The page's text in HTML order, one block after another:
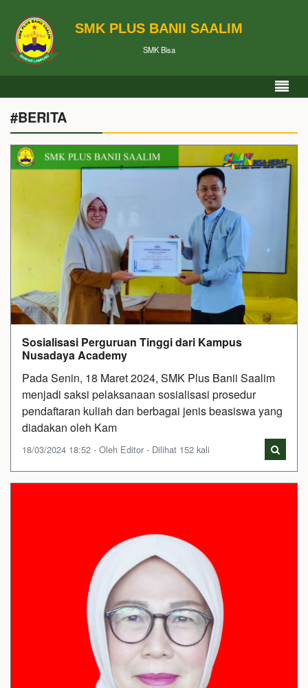
SMK PLUS BANII SAALIM
SMK Bisa
#BERITA
Sosialisasi Perguruan Tinggi dari Kampus
Nusadaya Academy
Pada Senin, 18 Maret 2024, SMK Plus Banii Saalim
menjadi saksi pelaksanaan sosialisasi prosedur
pendaftaran kuliah dan berbagai jenis beasiswa yang
diadakan oleh Kam
18/03/2024 18:52 - Oleh Editor - Dilihat 152 kali